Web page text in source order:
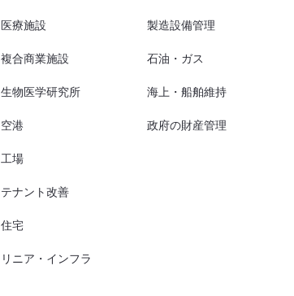
医療施設
複合商業施設
生物医学研究所
空港
工場
テナント改善
住宅
リニア・インフラ
製造設備管理
石油・ガス
海上・船舶維持
政府の財産管理